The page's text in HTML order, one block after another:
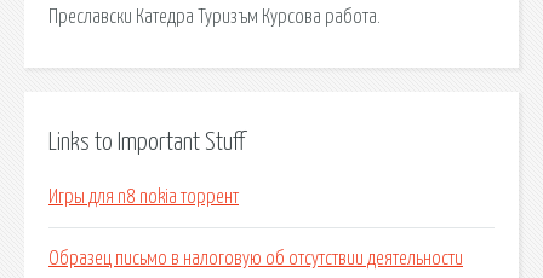
Преславски Катедра Туризъм Курсова работа.
Links to Important Stuff
Игры для n8 nokia торрент
Образец письмо в налоговую об отсутствии деятельности